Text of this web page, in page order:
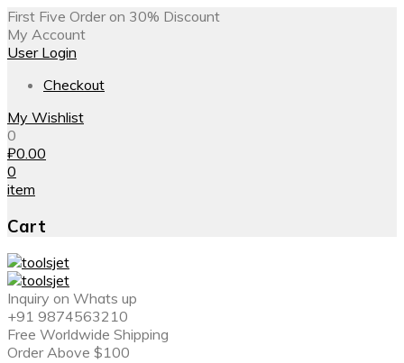
First Five Order on 30% Discount
My Account
User Login
Checkout
My Wishlist
0
₽0.00
0
item
Cart
Inquiry on Whats up
+91 9874563210
Free Worldwide Shipping
Order Above $100